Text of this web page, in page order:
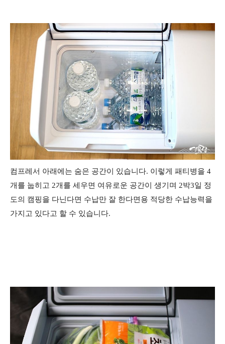
컴프레서 아래에는 숨은 공간이 있습니다. 이렇게 패티병을 4
개를 눕히고 2개를 세우면 여유로운 공간이 생기며 2박3일 정
도의 캠핑을 다닌다면 수납만 잘 한다면용 적당한 수납능력을
가지고 있다고 할 수 있습니다.